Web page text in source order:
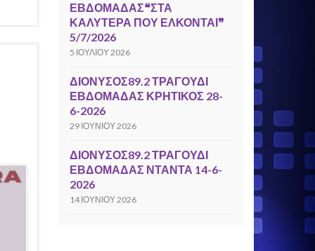
ΕΒΔΟΜΑΔΑΣ❝ΣΤΑ
ΚΑΛΥΤΕΡΑ ΠΟΥ ΕΛΚΟΝΤΑΙ❞
5/7/2026
5 ΙΟΥΛΊΟΥ 2026
ΔΙΟΝΥΣΟΣ89.2 ΤΡΑΓΟΥΔΙ
ΕΒΔΟΜΑΔΑΣ ΚΡΗΤΙΚΟΣ 28-
6-2026
29 ΙΟΥΝΊΟΥ 2026
ΔΙΟΝΥΣΟΣ89.2 ΤΡΑΓΟΥΔΙ
ΕΒΔΟΜΑΔΑΣ ΝΤΑΝΤΑ 14-6-
2026
14 ΙΟΥΝΊΟΥ 2026